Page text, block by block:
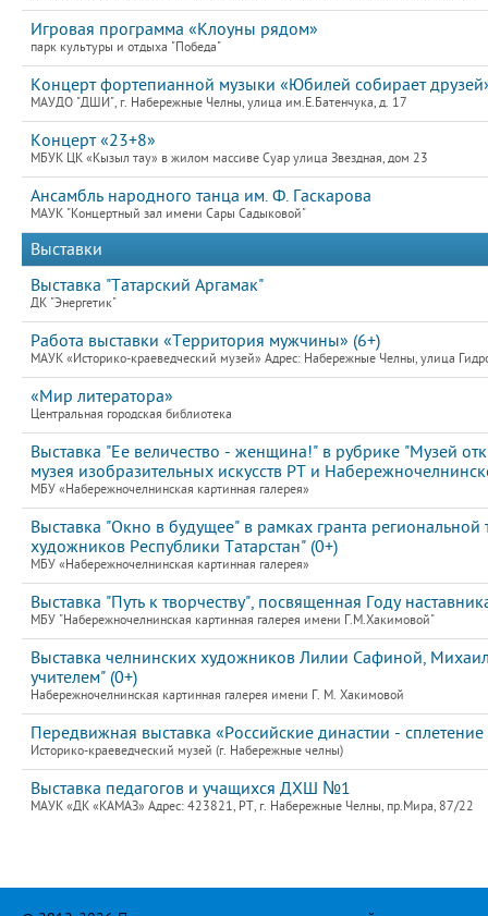
Игровая программа «Клоуны рядом»
парк культуры и отдыха "Победа"
Концерт фортепианной музыки «Юбилей собирает
МАУДО "ДШИ", г. Набережные Челны, улица им.Е.Батенчука, д. 17
Концерт «23+8»
МБУК ЦК «Кызыл тау» в жилом массиве Суар улица Звездная, дом 23
Ансамбль народного танца им. Ф. Гаскарова
МАУК "Концертный зал имени Сары Садыковой"
Выставки
Выставка "Татарский Аргамак"
ДК "Энергетик"
Работа выставки «Территория мужчины» (6+)
МАУК «Историко-краеведческий музей» Адрес: Набережные Челны, улица
«Мир литератора»
Центральная городская библиотека
Выставка "Ее величество - женщина!" в рубрике "Музей
музея изобразительных искусств РТ и
МБУ «Набережночелнинская картинная галерея»
Выставка "Окно в будущее" в рамках гранта
художников Республики Татарстан" (0+)
МБУ «Набережночелнинская картинная галерея»
Выставка "Путь к творчеству", посвященная Году
МБУ "Набережночелнинская картинная галерея имени Г.М.Хакимовой"
Выставка челнинских художников Лилии Сафиной,
учителем" (0+)
Набережночелнинская картинная галерея имени Г. М. Хакимовой
Передвижная выставка «Российские династии - сплетение
Историко-краеведческий музей (г. Набережные челны)
Выставка педагогов и учащихся ДХШ №1
МАУК «ДК «КАМАЗ» Адрес: 423821, РТ, г. Набережные Челны, пр.Мира, 87/22